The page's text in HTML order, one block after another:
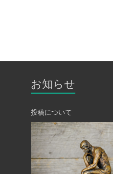
お知らせ
投稿について